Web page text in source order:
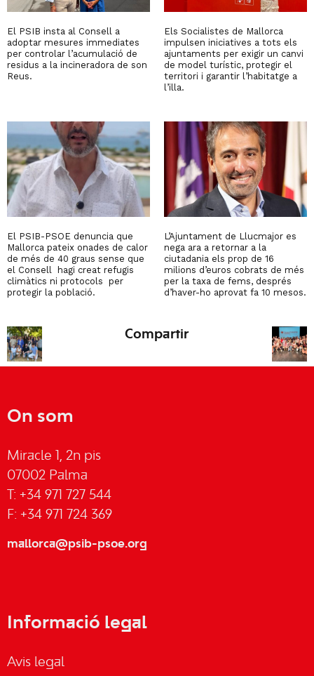
El PSIB insta al Consell a
adoptar mesures immediates
per controlar l’acumulació de
residus a la incineradora de son
Reus.
Els Socialistes de Mallorca
impulsen iniciatives a tots els
ajuntaments per exigir un canvi
de model turístic, protegir el
territori i garantir l’habitatge a
l’illa.
El PSIB-PSOE denuncia que
Mallorca pateix onades de calor
de més de 40 graus sense que
el Consell hagi creat refugis
climàtics ni protocols per
protegir la població.
L’Ajuntament de Llucmajor es
nega ara a retornar a la
ciutadania els prop de 16
milions d’euros cobrats de més
per la taxa de fems, després
d’haver-ho aprovat fa 10 mesos.
Compartir
On som
Miracle 1, 2n pis
07002 Palma
T: +34 971 727 544
F: +34 971 724 369
mallorca@psib-psoe.org
Informació legal
Avis legal